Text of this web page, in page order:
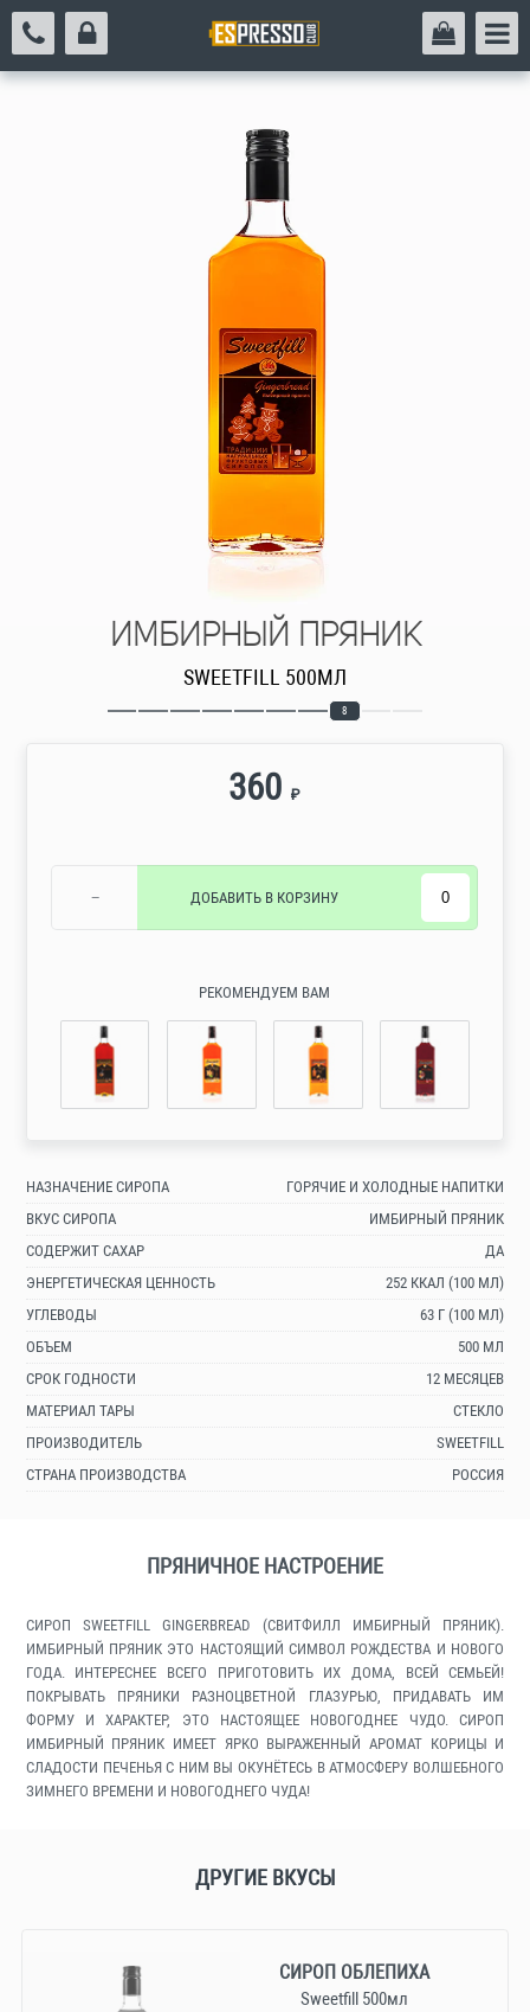
ИМБИРНЫЙ ПРЯНИК
SWEETFILL 500МЛ
8
360 ₽
− ДОБАВИТЬ В КОРЗИНУ
РЕКОМЕНДУЕМ ВАМ
НАЗНАЧЕНИЕ СИРОПА
ГОРЯЧИЕ И ХОЛОДНЫЕ НАПИТКИ
ВКУС СИРОПА
ИМБИРНЫЙ ПРЯНИК
СОДЕРЖИТ САХАР
ДА
ЭНЕРГЕТИЧЕСКАЯ ЦЕННОСТЬ
252 ККАЛ (100 МЛ)
УГЛЕВОДЫ
63 Г (100 МЛ)
ОБЪЕМ
500 МЛ
СРОК ГОДНОСТИ
12 МЕСЯЦЕВ
МАТЕРИАЛ ТАРЫ
СТЕКЛО
ПРОИЗВОДИТЕЛЬ
SWEETFILL
СТРАНА ПРОИЗВОДСТВА
РОССИЯ
ПРЯНИЧНОЕ НАСТРОЕНИЕ
СИРОП SWEETFILL GINGERBREAD (СВИТФИЛЛ ИМБИРНЫЙ ПРЯНИК).
ИМБИРНЫЙ ПРЯНИК ЭТО НАСТОЯЩИЙ СИМВОЛ РОЖДЕСТВА И НОВОГО
ГОДА. ИНТЕРЕСНЕЕ ВСЕГО ПРИГОТОВИТЬ ИХ ДОМА, ВСЕЙ СЕМЬЕЙ!
ПОКРЫВАТЬ ПРЯНИКИ РАЗНОЦВЕТНОЙ ГЛАЗУРЬЮ, ПРИДАВАТЬ ИМ
ФОРМУ И ХАРАКТЕР, ЭТО НАСТОЯЩЕЕ НОВОГОДНЕЕ ЧУДО. СИРОП
ИМБИРНЫЙ ПРЯНИК ИМЕЕТ ЯРКО ВЫРАЖЕННЫЙ АРОМАТ КОРИЦЫ И
СЛАДОСТИ ПЕЧЕНЬЯ С НИМ ВЫ ОКУНЁТЕСЬ В АТМОСФЕРУ ВОЛШЕБНОГО
ЗИМНЕГО ВРЕМЕНИ И НОВОГОДНЕГО ЧУДА!
ДРУГИЕ ВКУСЫ
СИРОП ОБЛЕПИХА
Sweetfill 500мл